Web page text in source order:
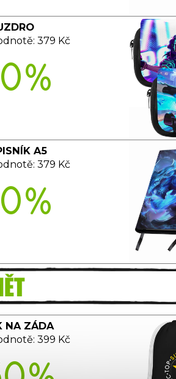
379 Kč
A5
379 Kč
NA ZÁDA
399 Kč